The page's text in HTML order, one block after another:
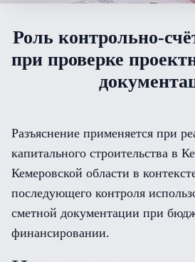
Роль контрольно-
при проверке
Разъяснение применяется при
капитального строительства в
Кемеровской области в
последующего контроля
сметной документации при
финансировании.